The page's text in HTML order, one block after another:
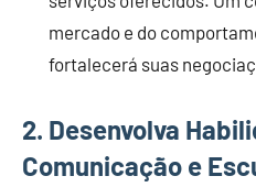
mercado e do
fortalecerá suas
2. Desenvolva
Comunicação e